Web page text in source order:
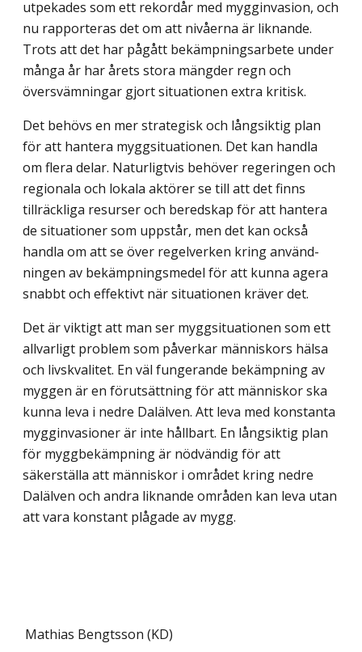
utpekades som ett rekordår med mygginvasion, och
nu rapporteras det om att nivåerna är liknande.
Trots att det har pågått bekämpningsarbete under
många år har årets stora mängder regn och
översvämningar gjort situationen extra kritisk.
Det behövs en mer strategisk och långsiktig plan
för att hantera myggsituationen. Det kan handla
om flera delar. Naturligtvis behöver regeringen och
regionala och lokala aktörer se till att det finns
tillräckliga resurser och beredskap för att hantera
de situa­tioner som uppstår, men det kan också
handla om att se över regelverken kring använd­
ningen av bekämpningsmedel för att kunna agera
snabbt och effektivt när situationen kräver det.
Det är viktigt att man ser myggsituationen som ett
allvarligt problem som påverkar människors hälsa
och livskvalitet. En väl fungerande bekämpning av
myggen är en förutsättning för att människor ska
kunna leva i nedre Dalälven. Att leva med konstanta
mygginvasioner är inte hållbart. En långsiktig plan
för myggbekämpning är nödvändig för att
säkerställa att människor i området kring nedre
Dalälven och andra liknande områden kan leva utan
att vara konstant plågade av mygg.
Mathias Bengtsson (KD)